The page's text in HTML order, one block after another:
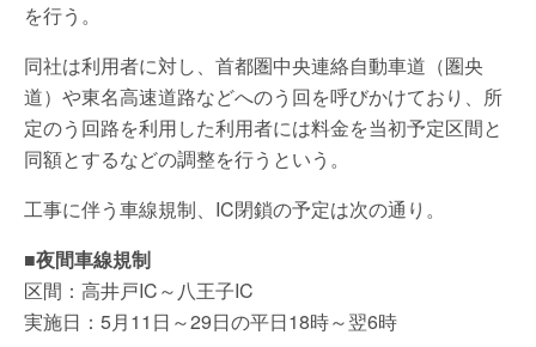
を行う。
同社は利用者に対し、首都圏中央連絡自動車道（圏央
道）や東名高速道路などへのう回を呼びかけており、所
定のう回路を利用した利用者には料金を当初予定区間と
同額とするなどの調整を行うという。
工事に伴う車線規制、IC閉鎖の予定は次の通り。
■夜間車線規制
区間：高井戸IC～八王子IC
実施日：5月11日～29日の平日18時～翌6時